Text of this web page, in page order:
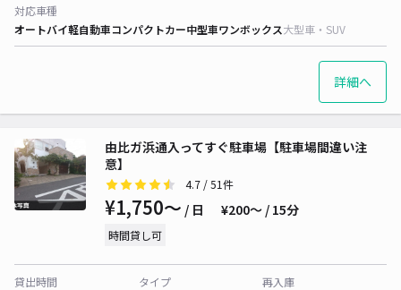
対応車種
オートバイ軽自動車コンパクトカー中型車ワンボックス大型車・SUV
詳細へ
由比ガ浜通入ってすぐ駐車場【駐車場間違い注
意】
4.7 / 51件
¥1,750〜 / 日 ¥200〜 / 15分
時間貸し可
貸出時間
タイプ
再入庫